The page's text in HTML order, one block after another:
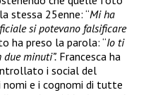
stessa 25enne: “Mi ha
si potevano falsificare
ha preso la parola: “Io ti
minuti”. Francesca ha
i social del
nomi e i cognomi di tutte